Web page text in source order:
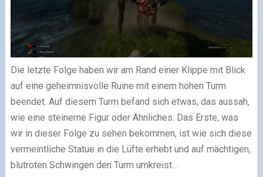
Die letzte Folge haben wir am Rand einer Klippe mit Blick
auf eine geheimnisvolle Ruine mit einem hohen Turm
beendet. Auf diesem Turm befand sich etwas, das aussah,
wie eine steinerne Figur oder Ähnliches. Das Erste, was
wir in dieser Folge zu sehen bekommen, ist wie sich diese
vermeintliche Statue in die Lüfte erhebt und auf mächtigen,
blutroten Schwingen den Turm umkreist…